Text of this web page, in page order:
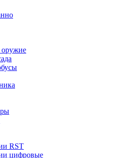
RST
цифровые